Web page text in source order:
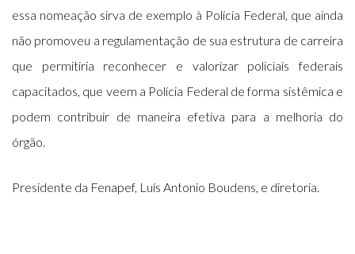
essa nomeação sirva de exemplo à Polícia Federal, que ainda
não promoveu a regulamentação de sua estrutura de carreira
que permitiria reconhecer e valorizar policiais federais
capacitados, que veem a Polícia Federal de forma sistêmica e
podem contribuir de maneira efetiva para a melhoria do
órgão.
Presidente da Fenapef, Luís Antonio Boudens, e diretoria.